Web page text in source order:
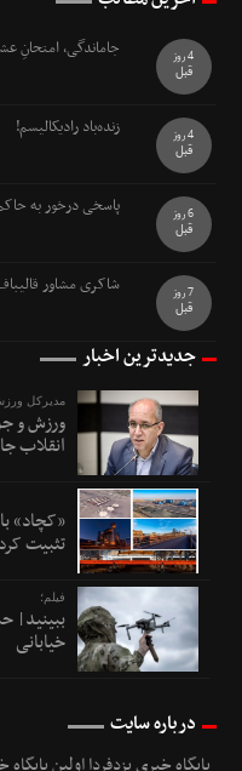
جاماندگی، امتحانِ
4 روز
قبل
زنده‌باد رادیکالیسم!
4 روز
قبل
پاسخی درخور به
6 روز
قبل
شاکری مشاور
7 روز
قبل
جدیدترین اخبار
مدیرکل
ورزش و
انقلاب
تثبیت کرد
فیلم؛
ببینید|
خیابانی
درباره سایت